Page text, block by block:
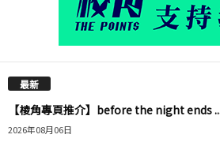
最新
【棱角專頁推介】before the night ends
2026年08月06日